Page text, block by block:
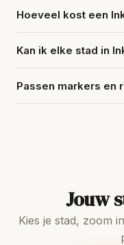
Hoeveel kost een
Kan ik elke stad in
Passen markers en
Jouw
Kies je stad, zoom